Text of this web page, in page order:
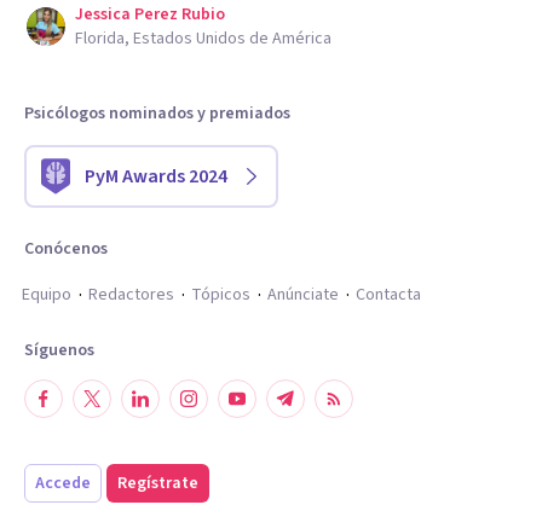
Jessica Perez Rubio
Florida, Estados Unidos de América
Psicólogos nominados y premiados
PyM Awards 2024
Conócenos
Equipo
Redactores Tópicos Anúnciate Contacta
Síguenos
Accede Regístrate